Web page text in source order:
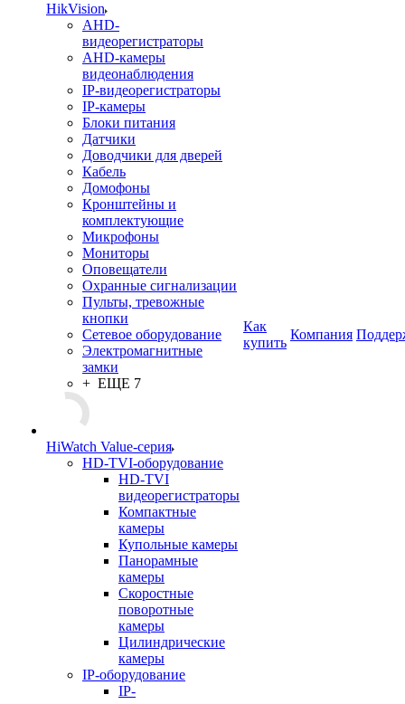
HikVision
AHD-
видеорегистраторы
AHD-камеры
видеонаблюдения
IP-видеорегистраторы
IP-камеры
Блоки питания
Датчики
Доводчики для дверей
Кабель
Домофоны
Кронштейны и
комплектующие
Микрофоны
Мониторы
Оповещатели
Охранные сигнализации
Пульты, тревожные
кнопки
Сетевое оборудование
Электромагнитные
замки
+ ЕЩЕ 7
HiWatch Value-серия
HD-TVI-оборудование
HD-TVI
видеорегистраторы
Компактные
камеры
Купольные камеры
Панорамные
камеры
Скоростные
поворотные
камеры
Цилиндрические
камеры
IP-оборудование
IP-
Как
купить
Компания